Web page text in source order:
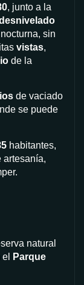
, junto a la
nocturna, sin
vistas,
de la
de vaciado
se puede
habitantes,
artesanía,
natural
Parque